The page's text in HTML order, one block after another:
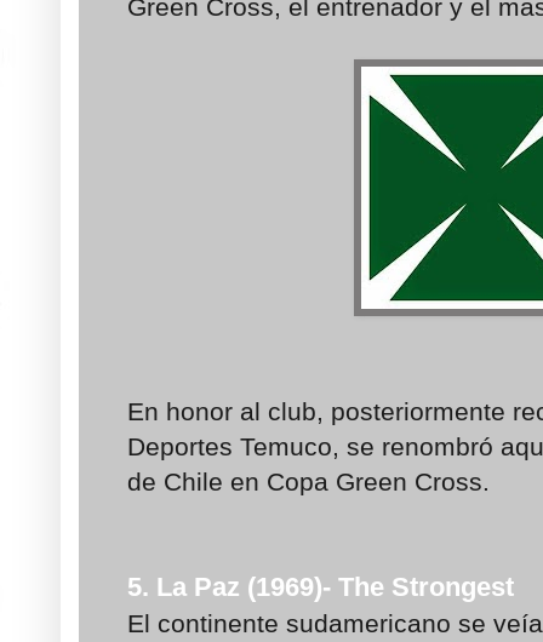
Green Cross, el entrenador y el
En honor al club, posteriormente
Deportes Temuco, se renombró
de Chile en Copa Green Cross.
5. La Paz (1969)- The Strongest
El continente sudamericano se